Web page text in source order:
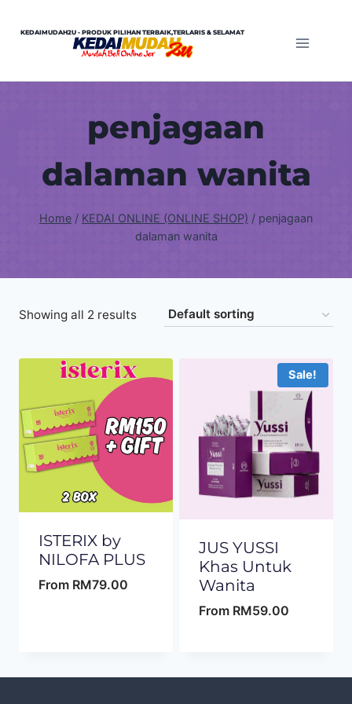
KEDAIMUDAH2U - PRODUK PILIHAN TERBAIK,TERLARIS & SELAMAT
penjagaan
dalaman wanita
Home / KEDAI ONLINE (ONLINE SHOP) / penjagaan
dalaman wanita
Showing all 2 results
ISTERIX by
NILOFA PLUS
From RM79.00
Sale!
JUS YUSSI
Khas Untuk
Wanita
From RM59.00